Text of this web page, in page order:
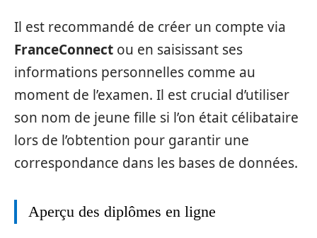
Il est recommandé de créer un compte via
FranceConnect ou en saisissant ses
informations personnelles comme au
moment de l’examen. Il est crucial d’utiliser
son nom de jeune fille si l’on était célibataire
lors de l’obtention pour garantir une
correspondance dans les bases de données.
Aperçu des diplômes en ligne